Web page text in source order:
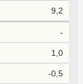
9,2
-
1,0
-0,5